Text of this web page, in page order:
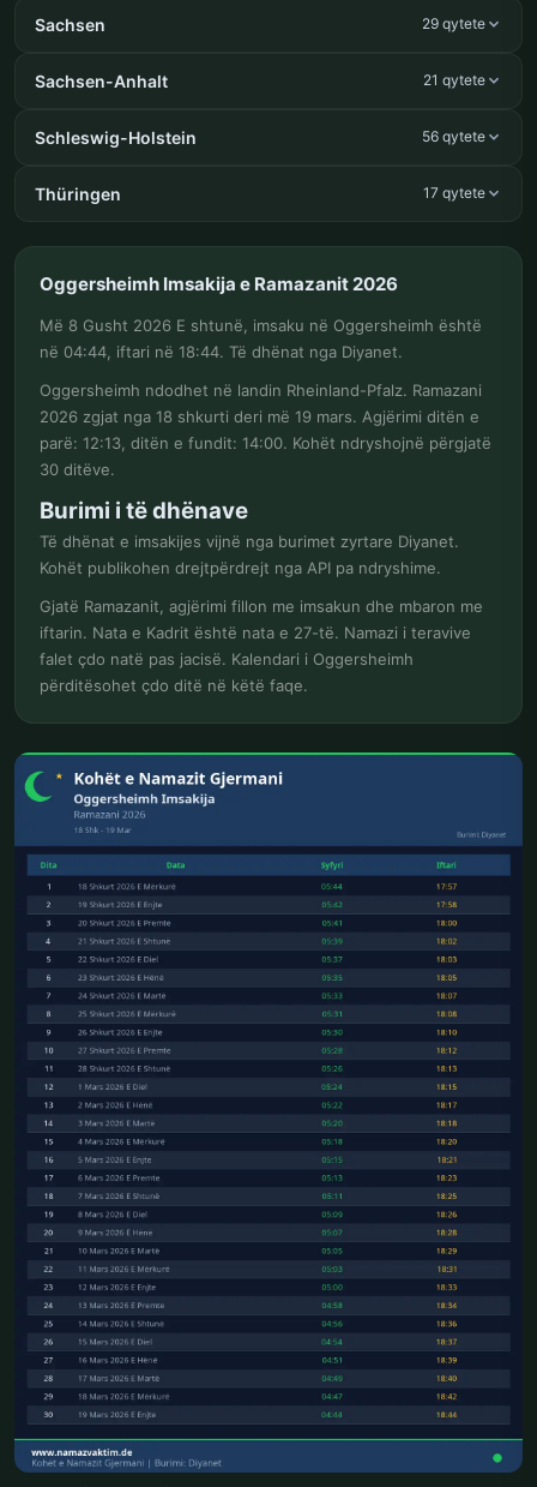
Sachsen 29 qytete
Sachsen-Anhalt 21 qytete
Schleswig-Holstein 56 qytete
Thüringen 17 qytete
Oggersheimh Imsakija e Ramazanit 2026
Më 8 Gusht 2026 E shtunë, imsaku në Oggersheimh është
në 04:44, iftari në 18:44. Të dhënat nga Diyanet.
Oggersheimh ndodhet në landin Rheinland-Pfalz. Ramazani
2026 zgjat nga 18 shkurti deri më 19 mars. Agjërimi ditën e
parë: 12:13, ditën e fundit: 14:00. Kohët ndryshojnë përgjatë
30 ditëve.
Burimi i të dhënave
Të dhënat e imsakijes vijnë nga burimet zyrtare Diyanet.
Kohët publikohen drejtpërdrejt nga API pa ndryshime.
Gjatë Ramazanit, agjërimi fillon me imsakun dhe mbaron me
iftarin. Nata e Kadrit është nata e 27-të. Namazi i teravive
falet çdo natë pas jacisë. Kalendari i Oggersheimh
përditësohet çdo ditë në këtë faqe.